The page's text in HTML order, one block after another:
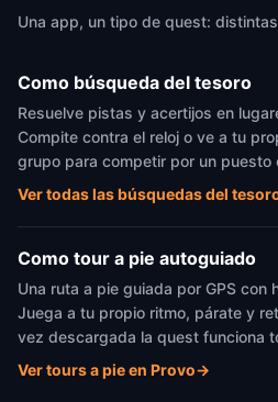
Una app, un tipo de quest:
Como búsqueda del tesoro
Resuelve pistas y acertijos en
Compite contra el reloj o ve a tu
grupo para competir por un puesto
Ver todas las búsquedas del
Como tour a pie autoguiado
Una ruta a pie guiada por GPS con
Juega a tu propio ritmo, párate y
vez descargada la quest funciona
Ver tours a pie en Provo→